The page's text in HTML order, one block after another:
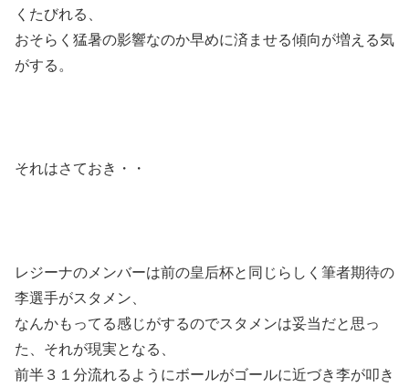
くたびれる、
おそらく猛暑の影響なのか早めに済ませる傾向が増える気
がする。
それはさておき・・
レジーナのメンバーは前の皇后杯と同じらしく筆者期待の
李選手がスタメン、
なんかもってる感じがするのでスタメンは妥当だと思っ
た、それが現実となる、
前半３１分流れるようにボールがゴールに近づき李が叩き